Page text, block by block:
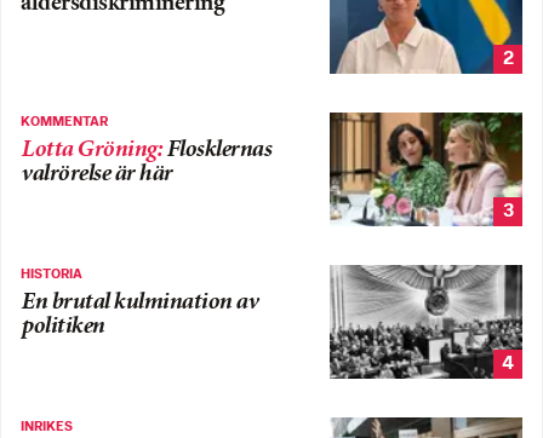
2
KOMMENTAR
Lotta Gröning:Flosklernas
valrörelse är här
3
HISTORIA
En brutal kulmination av
politiken
4
INRIKES